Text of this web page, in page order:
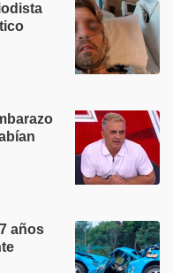
años